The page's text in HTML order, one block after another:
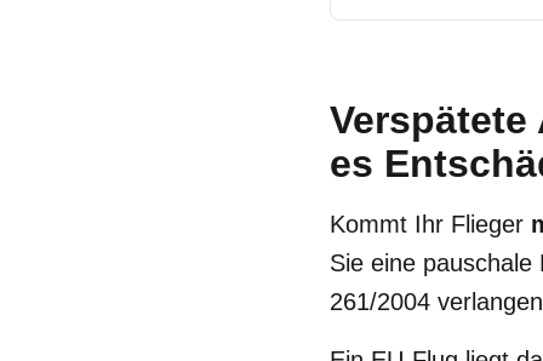
es
Kommt Ihr Flieger
Sie eine
261/2004